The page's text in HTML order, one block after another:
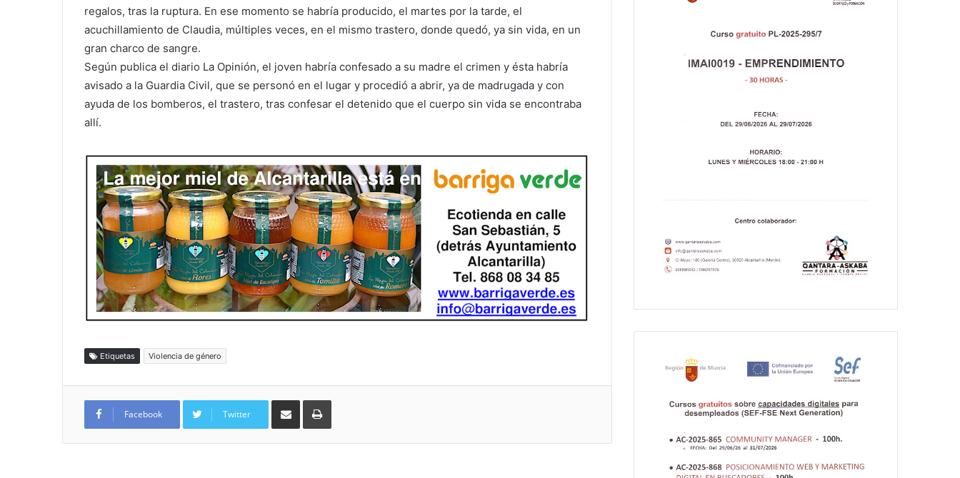
regalos, tras la ruptura. En ese momento se habría producido, el martes por la tarde, el
acuchillamiento de Claudia, múltiples veces, en el mismo trastero, donde quedó, ya sin vida, en un
gran charco de sangre.
Según publica el diario La Opinión, el joven habría confesado a su madre el crimen y ésta habría
avisado a la Guardia Civil, que se personó en el lugar y procedió a abrir, ya de madrugada y con
ayuda de los bomberos, el trastero, tras confesar el detenido que el cuerpo sin vida se encontraba
allí.
Etiquetas Violencia de género
Facebook Twitter
Compartir por correo electrónicoImprimir